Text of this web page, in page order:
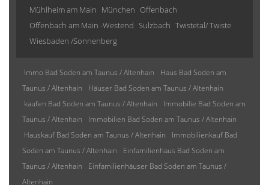
Mühlheim am Main München Offenbach
Offenbach am Main -Westend Sulzbach Twistetal/ Twiste
Wiesbaden /Sonnenberg
Immo Bad Soden am Taunus / Altenhain
Haus Bad Soden am
Taunus / Altenhain
Häuser Bad Soden am Taunus / Altenhain
kaufen Bad Soden am Taunus / Altenhain
Immobilie Bad Soden am
Taunus / Altenhain
Immobilien Bad Soden am Taunus / Altenhain
Hauskauf Bad Soden am Taunus / Altenhain
Immobilienkauf Bad
Soden am Taunus / Altenhain
Einfamilienhaus Bad Soden am
Taunus / Altenhain
Einfamilienhäuser Bad Soden am Taunus /
Altenhain